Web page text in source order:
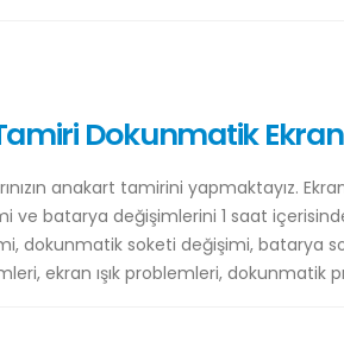
Dokunmatik
anakart tamirini yapmaktayız.
ve batarya değişimlerini 1 saat
dokunmatik soketi değişimi, batarya
ekran ışık problemleri, dokunmatik